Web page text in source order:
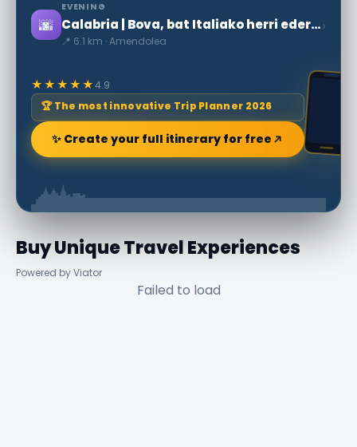
🌆
EVENING
Calabria | Bova, bat Italiako herri ederrenetako
📍 6.1 km · Amendolea
›
★★★★★4.9
🏆 The most innovative Trip Planner 2026
✨ Create your full itinerary for free
Buy Unique Travel Experiences
Powered by Viator
Failed to load